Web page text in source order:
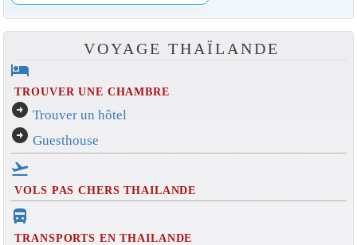
VOYAGE THAÏLANDE
hotel
TROUVER UNE CHAMBRE
arrow_circle_right Trouver un hôtel
arrow_circle_right Guesthouse
flight_takeoff
VOLS PAS CHERS THAILANDE
directions_bus_filled
TRANSPORTS EN THAILANDE